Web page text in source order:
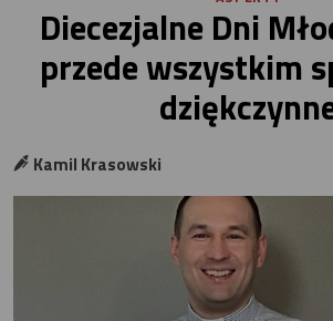
Diecezjalne Dni
przede wszystkim
Kamil Krasowski